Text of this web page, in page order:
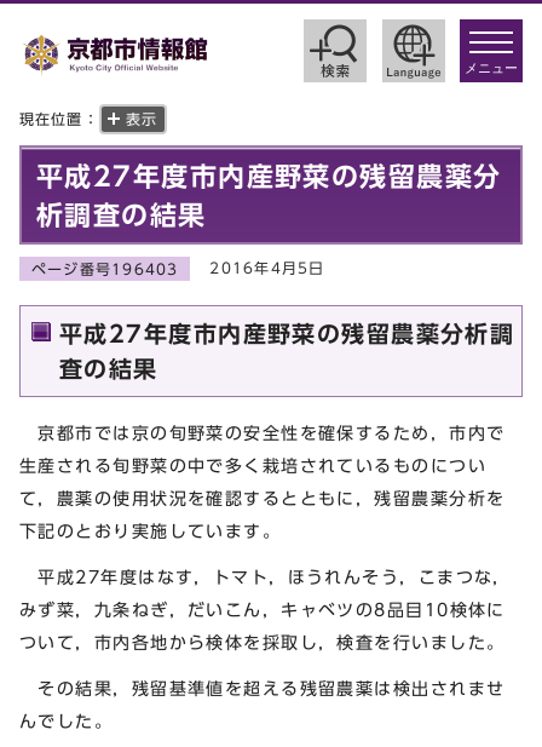
toggle
メニュー
現在位置： 表示
平成27年度市内産野菜の残留農薬分
析調査の結果
ページ番号196403 2016年4月5日
平成27年度市内産野菜の残留農薬分析調
査の結果
京都市では京の旬野菜の安全性を確保するため，市内で
生産される旬野菜の中で多く栽培されているものについ
て，農薬の使用状況を確認するとともに，残留農薬分析を
下記のとおり実施しています。
平成27年度はなす，トマト，ほうれんそう，こまつな，
みず菜，九条ねぎ，だいこん，キャベツの8品目10検体に
ついて，市内各地から検体を採取し，検査を行いました。
その結果，残留基準値を超える残留農薬は検出されませ
んでした。